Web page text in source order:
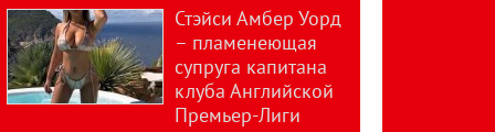
Стэйси Амбер Уорд
– пламенеющая
супруга капитана
клуба Английской
Премьер-Лиги